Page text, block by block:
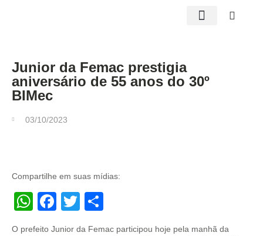
Junior da Femac prestigia
aniversário de 55 anos do 30º
BIMec
03/10/2023
Compartilhe em suas mídias:
WhatsApp
Facebook
Twitter
O prefeito Junior da Femac participou hoje pela manhã da